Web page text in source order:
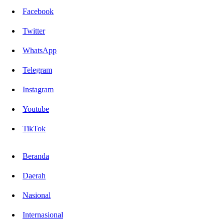
Facebook
Twitter
WhatsApp
Telegram
Instagram
Youtube
TikTok
Beranda
Daerah
Nasional
Internasional